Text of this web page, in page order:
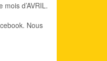
d’AVRIL.
Nous